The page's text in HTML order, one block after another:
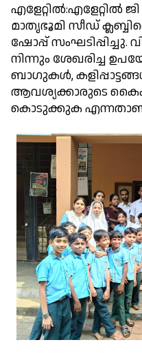
എളേറ്റിൽ:എളേറ്റിൽ
മാതൃഭൂമി സീഡ്
ഷോപ്പ് സംഘടിപ്പിച്ചു.
നിന്നും ശേഖരിച്ച
ബാഗുകൾ,
ആവശ്യക്കാരുടെ
കൊടുക്കുക എന്നതാണ്